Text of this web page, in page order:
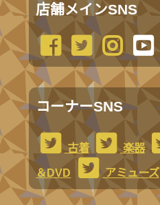
店舗メインSNS
コーナーSNS
古着 楽器
＆DVD
アミューズ